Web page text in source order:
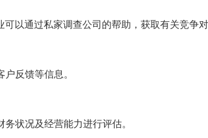
以通过私家调查公司的帮助，获取有关竞争
反馈等信息。
状况及经营能力进行评估。